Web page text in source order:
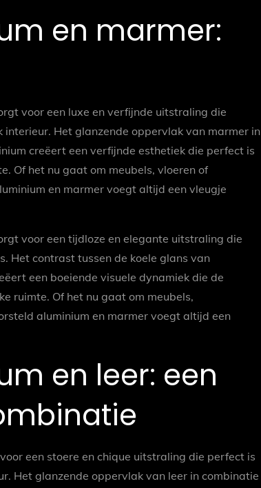
en marmer:
voor een luxe en verfijnde uitstraling die
Het glanzende oppervlak van marmer in
creëert een verfijnde esthetiek die perfect is
Of het nu gaat om meubels, vloeren of
en marmer voegt altijd een vleugje
voor een tijdloze en elegante uitstraling die
Het contrast tussen de koele glans van
een boeiende visuele dynamiek die de
ruimte. Of het nu gaat om meubels,
aluminium en marmer voegt altijd een
en leer: een
een stoere en chique uitstraling die perfect is
Het glanzende oppervlak van leer in combinatie